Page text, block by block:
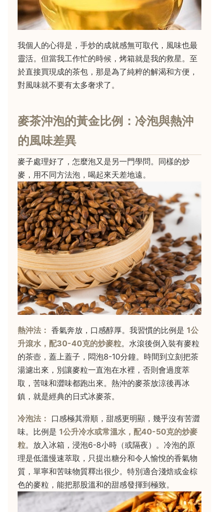
我個人的心得是，手炒的成就感無可取代，風味也最
靈活。但當我工作忙的時候，烤箱就是我的救星。至
於直接買現成的茶包，那是為了純粹的解渴和方便，
對風味就不要有太多奢求了。
麥茶沖泡的黃金比例：冷泡與熱沖
的風味差異
麥子處理好了，怎麼泡又是另一門學問。同樣的炒
麥，用不同方法泡，喝起來天差地遠。
熱沖法： 香氣奔放，口感醇厚。我習慣的比例是 1公
升滾水，配30-40克的炒麥粒。水滾後倒入裝有麥粒
的茶壺，蓋上蓋子，悶泡8-10分鐘。時間到立刻把茶
湯濾出來，別讓麥粒一直泡在水裡，否則會過度萃
取，苦味和澀味都跑出來。熱沖的麥茶放涼後再冰
鎮，就是經典的日式冰麥茶。
冷泡法： 口感極其滑順，甜感更明顯，幾乎沒有苦澀
味。比例是 1公升冷水或常溫水，配40-50克的炒麥
粒。放入冰箱，浸泡6-8小時（或隔夜）。冷泡的原
理是低溫慢速萃取，只提出糖分和令人愉悅的香氣物
質，單寧和苦味物質釋出很少。特別適合淺焙或金棕
色的麥粒，能把那股溫和的甜感發揮到極致。